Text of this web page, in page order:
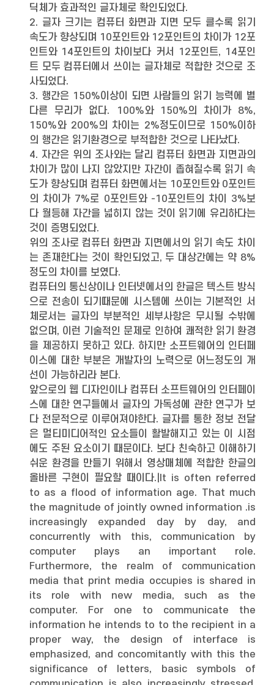
딕체가 효과적인 글자체로 확인되었다.
2. 글자 크기는 컴퓨터 화면과 지면 모두 클수록 읽기
속도가 향상되며 10포인트와 12포인트의 차이가 12포
인트와 14포인트의 차이보다 커서 12포인트, 14포인
트 모두 컴퓨터에서 쓰이는 글자체로 적합한 것으로 조
사되었다.
3. 행간은 150%이상이 되면 사람들의 읽기 능력에 별
다른 무리가 없다. 100%와 150%의 차이가 8%,
150%와 200%의 차이는 2%정도이므로 150%이하
의 행간은 읽기환경으로 부적합한 것으로 나타났다.
4. 자간은 위의 조사와는 달리 컴퓨터 화면과 지면과의
차이가 많이 나지 않았지만 자간이 좁혀질수록 읽기 속
도가 향상되며 컴퓨터 화면에서는 10포인트와 0포인트
의 차이가 7%로 0포인트와 -10포인트의 차이 3%보
다 월등해 자간을 넓히지 않는 것이 읽기에 유리하다는
것이 증명되었다.
위의 조사로 컴퓨터 화면과 지면에서의 읽기 속도 차이
는 존재한다는 것이 확인되었고, 두 대상간에는 약 8%
정도의 차이를 보였다.
컴퓨터의 통신상이나 인터넷에서의 한글은 텍스트 방식
으로 전송이 되기때문에 시스템에 쓰이는 기본적인 서
체로서는 글자의 부분적인 세부사항은 무시될 수밖에
없으며, 이런 기술적인 문제로 인하여 쾌적한 읽기 환경
을 제공하지 못하고 있다. 하지만 소프트웨어의 인터페
이스에 대한 부분은 개발자의 노력으로 어느정도의 개
선이 가능하리라 본다.
앞으로의 웹 디자인이나 컴퓨터 소프트웨어의 인터페이
스에 대한 연구들에서 글자의 가독성에 관한 연구가 보
다 전문적으로 이루어져야한다. 글자를 통한 정보 전달
은 멀티미디어적인 요소들이 활발해지고 있는 이 시점
에도 주된 요소이기 때문이다. 보다 친숙하고 이해하기
쉬운 환경을 만들기 위해서 영상매체에 적합한 한글의
올바른 구현이 필요할 때이다.|It is often referred
to as a flood of information age. That much
the magnitude of jointly owned information .is
increasingly expanded day by day, and
concurrently with this, communication by
computer plays an important role.
Furthermore, the realm of communication
media that print media occupies is shared in
its role with new media, such as the
computer. For one to communicate the
information he intends to to the recipient in a
proper way, the design of interface is
emphasized, and concomitantly with this the
significance of letters, basic symbols of